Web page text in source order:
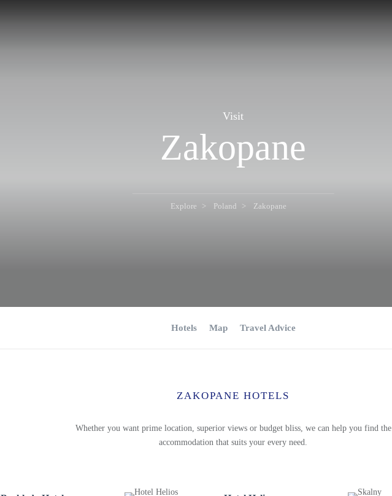
Visit
Zakopane
Explore Poland Zakopane
Hotels Map Travel Advice
ZAKOPANE HOTELS
Whether you want prime location, superior views or budget bliss, we can help you find the
accommodation that suits your every need.